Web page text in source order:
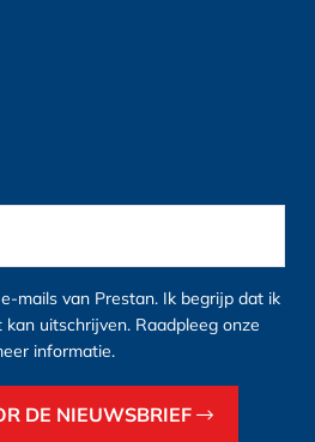
mails van Prestan. Ik begrijp dat ik
uitschrijven. Raadpleeg onze
informatie.
DE NIEUWSBRIEF